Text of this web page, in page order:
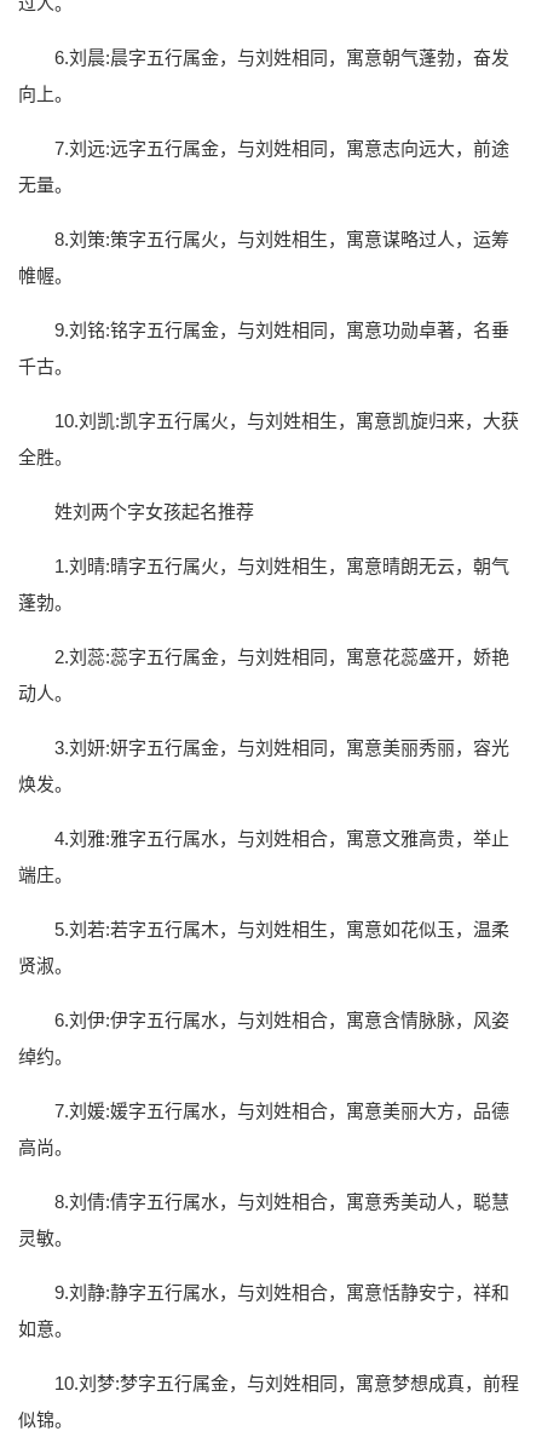
6.刘晨:晨字五行属金，与刘姓相同，寓意朝气蓬勃，奋发
向上。
7.刘远:远字五行属金，与刘姓相同，寓意志向远大，前途
无量。
8.刘策:策字五行属火，与刘姓相生，寓意谋略过人，运筹
帷幄。
9.刘铭:铭字五行属金，与刘姓相同，寓意功勋卓著，名垂
千古。
10.刘凯:凯字五行属火，与刘姓相生，寓意凯旋归来，大获
全胜。
姓刘两个字女孩起名推荐
1.刘晴:晴字五行属火，与刘姓相生，寓意晴朗无云，朝气
蓬勃。
2.刘蕊:蕊字五行属金，与刘姓相同，寓意花蕊盛开，娇艳
动人。
3.刘妍:妍字五行属金，与刘姓相同，寓意美丽秀丽，容光
焕发。
4.刘雅:雅字五行属水，与刘姓相合，寓意文雅高贵，举止
端庄。
5.刘若:若字五行属木，与刘姓相生，寓意如花似玉，温柔
贤淑。
6.刘伊:伊字五行属水，与刘姓相合，寓意含情脉脉，风姿
绰约。
7.刘媛:媛字五行属水，与刘姓相合，寓意美丽大方，品德
高尚。
8.刘倩:倩字五行属水，与刘姓相合，寓意秀美动人，聪慧
灵敏。
9.刘静:静字五行属水，与刘姓相合，寓意恬静安宁，祥和
如意。
10.刘梦:梦字五行属金，与刘姓相同，寓意梦想成真，前程
似锦。